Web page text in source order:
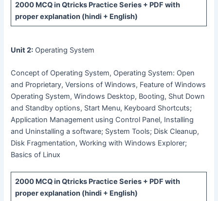
2000 MCQin Qtricks Practice Series + PDF with
proper explanation (hindi + English)
Unit 2: Operating System
Concept of Operating System, Operating System: Open
and Proprietary, Versions of Windows, Feature of Windows
Operating System, Windows Desktop, Booting, Shut Down
and Standby options, Start Menu, Keyboard Shortcuts;
Application Management using Control Panel, Installing
and Uninstalling a software; System Tools; Disk Cleanup,
Disk Fragmentation, Working with Windows Explorer;
Basics of Linux
2000 MCQin Qtricks Practice Series + PDF with
proper explanation (hindi + English)